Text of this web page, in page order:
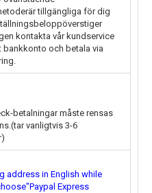
tillgängliga för dig
kontakta vår kundservice
bankkonto och betala via
betalningar måste rensas
vanligtvis 3-6
address in English while
Express